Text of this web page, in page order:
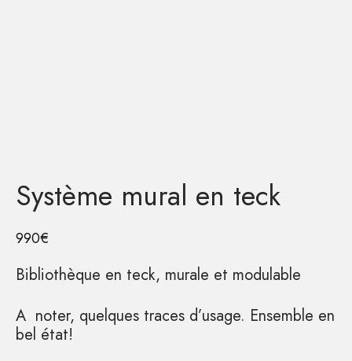
Système mural en teck
990€
Bibliothèque en teck, murale et modulable
A noter, quelques traces d’usage. Ensemble en
bel état!